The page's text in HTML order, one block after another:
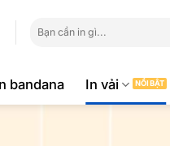
kiếm:
bandana In vải